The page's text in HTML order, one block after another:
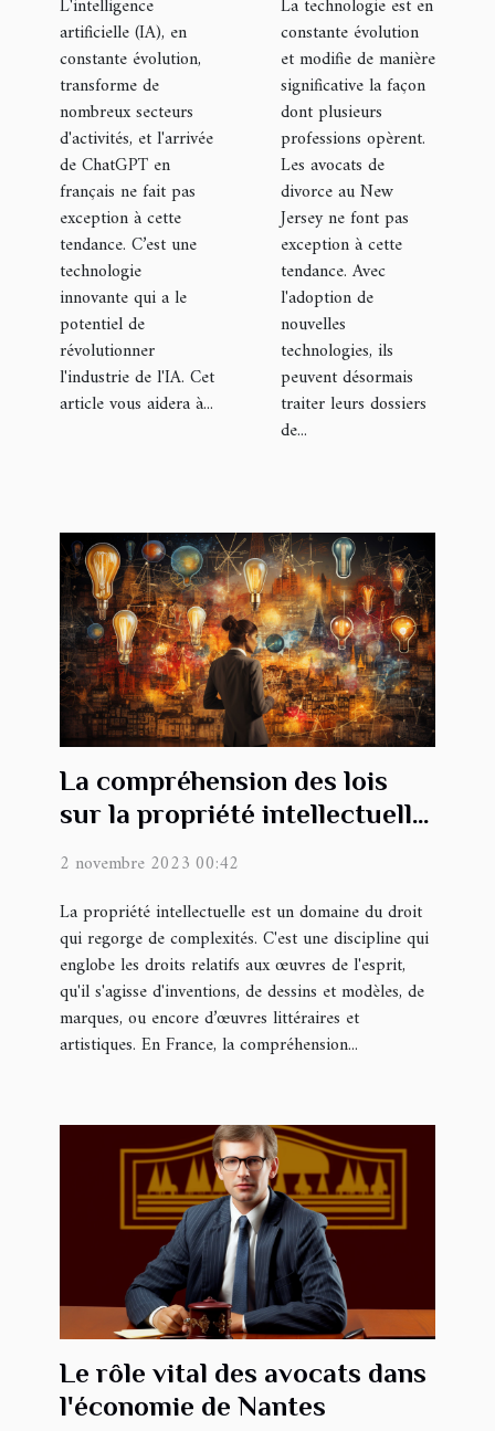
L'intelligence
artificielle (IA), en
constante évolution,
transforme de
nombreux secteurs
d'activités, et l'arrivée
de ChatGPT en
français ne fait pas
exception à cette
tendance. C’est une
technologie
innovante qui a le
potentiel de
révolutionner
l'industrie de l'IA. Cet
article vous aidera à...
avocats de
divorce au
New Jersey
travaillent
La technologie est en
constante évolution
et modifie de manière
significative la façon
dont plusieurs
professions opèrent.
Les avocats de
divorce au New
Jersey ne font pas
exception à cette
tendance. Avec
l'adoption de
nouvelles
technologies, ils
peuvent désormais
traiter leurs dossiers
de...
La compréhension des lois
sur la propriété intellectuelle
2 novembre 2023 00:42
La propriété intellectuelle est un domaine du droit
qui regorge de complexités. C'est une discipline qui
englobe les droits relatifs aux œuvres de l'esprit,
qu'il s'agisse d'inventions, de dessins et modèles, de
marques, ou encore d’œuvres littéraires et
artistiques. En France, la compréhension...
Le rôle vital des avocats dans
l'économie de Nantes